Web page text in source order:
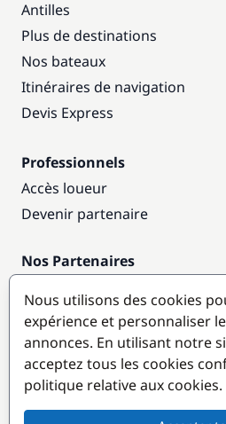
Antilles
Plus de destinations
Nos bateaux
Itinéraires de navigation
Devis Express
Professionnels
Accès loueur
Devenir partenaire
Nos Partenaires
Destinations populaires
Nous utilisons des cookies
expérience et personnaliser
annonces. En utilisant notre
acceptez tous les cookies
politique relative aux cookies.